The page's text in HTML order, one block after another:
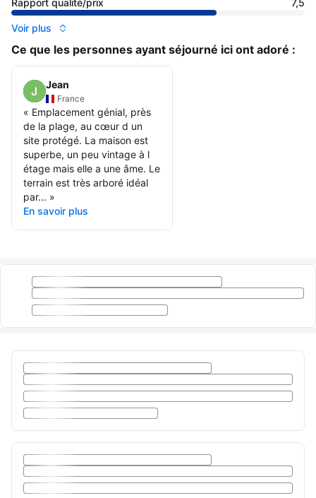
Rapport qualité/prix 7,5
Voir plus
Ce que les personnes ayant séjourné ici ont adoré :
Jean
France
« Emplacement génial, près
de la plage, au cœur d un
site protégé. La maison est
superbe, un peu vintage à l
étage mais elle a une âme. Le
terrain est très arboré idéal
par... »
En savoir plus